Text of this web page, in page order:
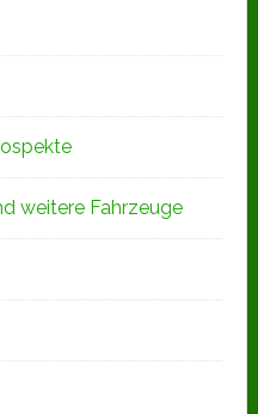
weitere Fahrzeuge